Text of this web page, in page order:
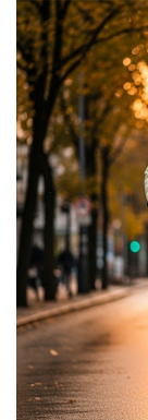
בבריאות הנפש